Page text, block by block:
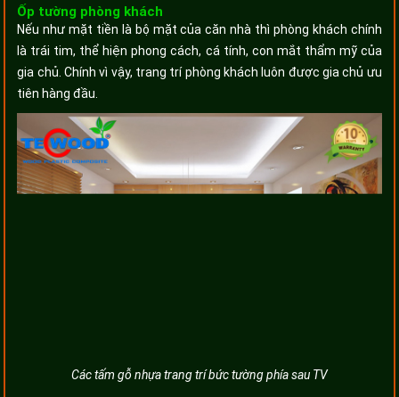
Ốp tường phòng khách
Nếu như mặt tiền là bộ mặt của căn nhà thì phòng khách chính
là trái tim, thể hiện phong cách, cá tính, con mắt thẩm mỹ của
gia chủ. Chính vì vậy, trang trí phòng khách luôn được gia chủ ưu
tiên hàng đầu.
Các tấm gỗ nhựa trang trí bức tường phía sau TV